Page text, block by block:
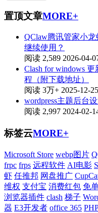
置顶文章MORE+
QClaw腾讯管家小龙
继续使用？
阅读 2,589 2026-04-
Clash for windows
程（附下载地址）
阅读 3万+ 2025-12-25
wordpress主题后台
阅读 2,997 2024-02-
标签云MORE+
Microsoft Store webp图片
frpc frps 远程软件 AI电影
虾 任推邦 网盘推广
维权 支付宝 消费红包 免
浏览器插件 clash 梯子
器 E3开发者 office 365 PHP